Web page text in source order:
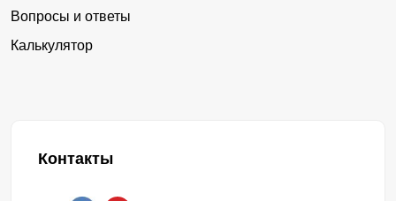
Вопросы и ответы
Калькулятор
Контакты